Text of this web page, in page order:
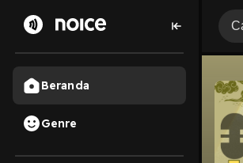
Beranda
Genre